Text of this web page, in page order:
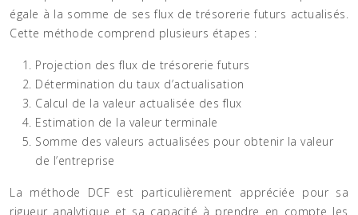
égale à la somme de ses flux de trésorerie futurs actualisés.
Cette méthode comprend plusieurs étapes :
Projection des flux de trésorerie futurs
Détermination du taux d’actualisation
Calcul de la valeur actualisée des flux
Estimation de la valeur terminale
Somme des valeurs actualisées pour obtenir la valeur
de l’entreprise
La méthode DCF est particulièrement appréciée pour sa
rigueur analytique et sa capacité à prendre en compte les